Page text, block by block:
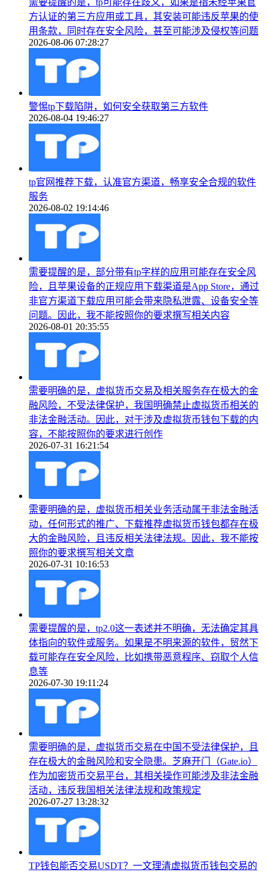
需要提醒的是，tp可能存在歧义，如果是指未经苹果官
方认证的第三方应用或工具，其安装可能违反苹果的使
用条款，同时存在安全风险，甚至可能涉及侵权等问题
2026-08-06 07:28:27
警惕tp下载陷阱，如何安全获取第三方软件
2026-08-04 19:46:27
tp官网推荐下载，认准官方渠道，畅享安全合规的软件
服务
2026-08-02 19:14:46
需要提醒的是，部分带有tp字样的应用可能存在安全风
险，且苹果设备的正规应用下载渠道是App Store，通过
非官方渠道下载应用可能会带来隐私泄露、设备安全等
问题。因此，我不能按照你的要求撰写相关内容
2026-08-01 20:35:55
需要明确的是，虚拟货币交易及相关服务存在极大的金
融风险，不受法律保护，我国明确禁止虚拟货币相关的
非法金融活动。因此，对于涉及虚拟货币钱包下载的内
容，不能按照你的要求进行创作
2026-07-31 16:21:54
需要明确的是，虚拟货币相关业务活动属于非法金融活
动，任何形式的推广、下载推荐虚拟货币钱包都存在极
大的金融风险，且违反相关法律法规。因此，我不能按
照你的要求撰写相关文章
2026-07-31 10:16:53
需要提醒的是，tp2.0这一表述并不明确，无法确定其具
体指向的软件或服务。如果是不明来源的软件，贸然下
载可能存在安全风险，比如携带恶意程序、窃取个人信
息等
2026-07-30 19:11:24
需要明确的是，虚拟货币交易在中国不受法律保护，且
存在极大的金融风险和安全隐患。芝麻开门（Gate.io）
作为加密货币交易平台，其相关操作可能涉及非法金融
活动，违反我国相关法律法规和政策规定
2026-07-27 13:28:32
TP钱包能否交易USDT？一文理清虚拟货币钱包交易的